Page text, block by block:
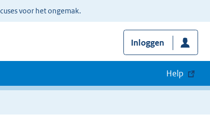
voor het ongemak.
Inloggen
Help